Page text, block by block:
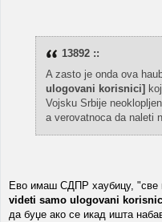
13892 ::
A zasto je onda ova
ulogovani korisnici]
Vojsku Srbije
a verovatnoca da naleti
Ево имаш СДПР хаубицу, "све
videti samo ulogovani
да буџе ако се икад ишта